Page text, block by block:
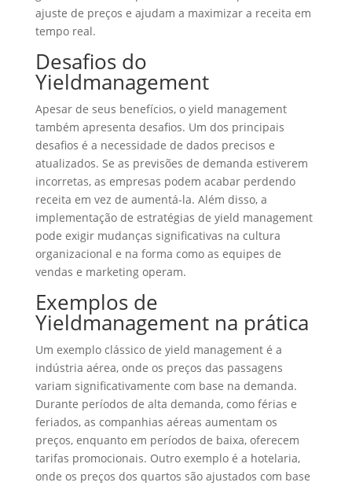
ajuste de preços e ajudam a maximizar a receita em
tempo real.
Desafios do
Yieldmanagement
Apesar de seus benefícios, o yield management
também apresenta desafios. Um dos principais
desafios é a necessidade de dados precisos e
atualizados. Se as previsões de demanda estiverem
incorretas, as empresas podem acabar perdendo
receita em vez de aumentá-la. Além disso, a
implementação de estratégias de yield management
pode exigir mudanças significativas na cultura
organizacional e na forma como as equipes de
vendas e marketing operam.
Exemplos de
Yieldmanagement na prática
Um exemplo clássico de yield management é a
indústria aérea, onde os preços das passagens
variam significativamente com base na demanda.
Durante períodos de alta demanda, como férias e
feriados, as companhias aéreas aumentam os
preços, enquanto em períodos de baixa, oferecem
tarifas promocionais. Outro exemplo é a hotelaria,
onde os preços dos quartos são ajustados com base